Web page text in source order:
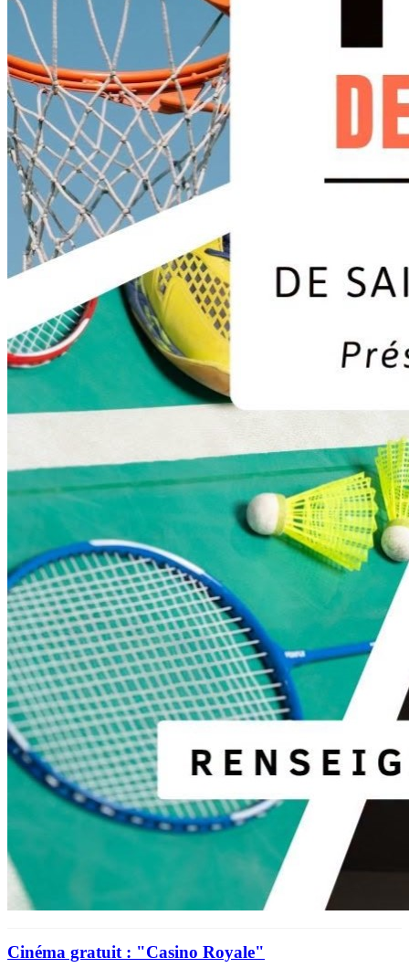
Cinéma gratuit : "Casino Royale"